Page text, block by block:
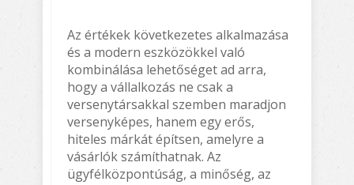
Az értékek következetes alkalmazása
és a modern eszközökkel való
kombinálása lehetőséget ad arra,
hogy a vállalkozás ne csak a
versenytársakkal szemben maradjon
versenyképes, hanem egy erős,
hiteles márkát építsen, amelyre a
vásárlók számíthatnak. Az
ügyfélközpontúság, a minőség, az